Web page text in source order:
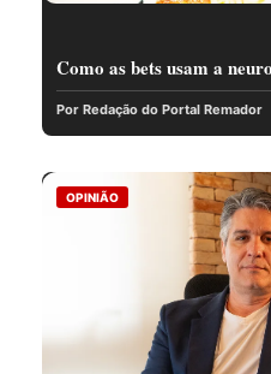
Como as bets usam a
Por Redação do Portal Remador
OPINIÃO